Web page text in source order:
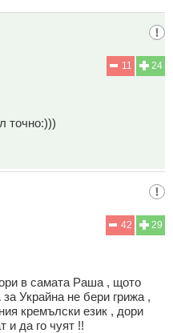
24
11
точно:)))
29
42
в самата Раша , щото
Украйна не бери грижа ,
кремълски език , дори
и да го чуят !!